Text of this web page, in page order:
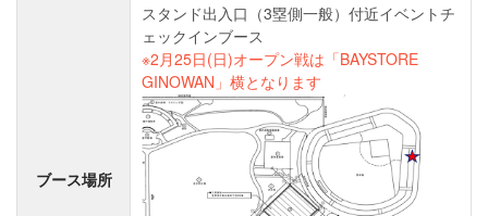
ブース場所
スタンド出入口（3塁側一般）付近イベントチ
ェックインブース
※2月25日(日)オープン戦は「BAYSTORE
GINOWAN」横となります